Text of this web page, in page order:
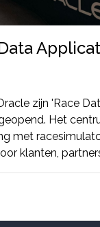
zijn 'Race
Het
met
klanten,